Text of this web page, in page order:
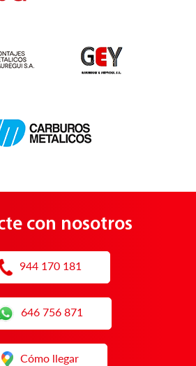
con nosotros
944 170 181
646 756 871
Cómo llegar